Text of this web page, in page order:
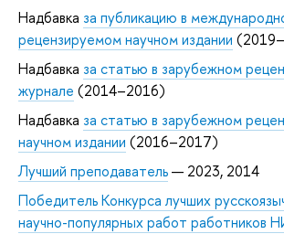
Надбавка за публикацию в
рецензируемом научном издании
Надбавка за статью в зарубежном
журнале (2014–2016)
Надбавка за статью в зарубежном
научном издании (2016–2017)
Лучший преподаватель— 2023, 2014
Победитель Конкурса лучших
научно-популярных работ